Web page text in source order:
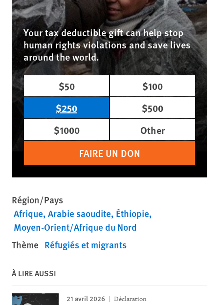
Your tax deductible gift can help stop
human rights violations and save lives
around the world.
$50
$100
$250
$500
$1000
Other
FAIRE UN DON
Région/Pays
Afrique Arabie saoudite Éthiopie
Moyen-Orient/Afrique du Nord
Thème Réfugiés et migrants
À LIRE AUSSI
21 avril 2026 Déclaration